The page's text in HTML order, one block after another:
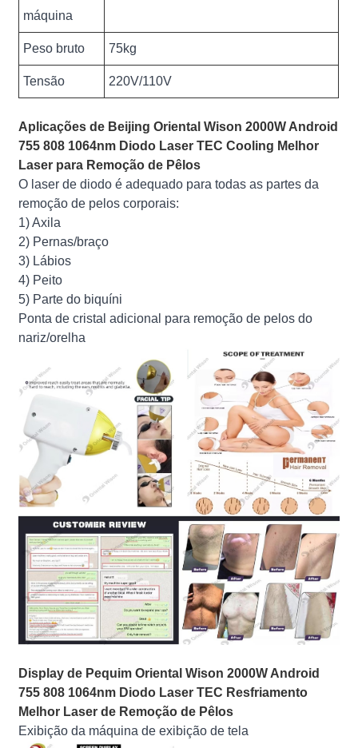
máquina
Peso bruto 75kg
Tensão 220V/110V
Aplicações de Beijing Oriental Wison 2000W Android
755 808 1064nm Diodo Laser TEC Cooling Melhor
Laser para Remoção de Pêlos
O laser de diodo é adequado para todas as partes da
remoção de pelos corporais:
1) Axila
2) Pernas/braço
3) Lábios
4) Peito
5) Parte do biquíni
Ponta de cristal adicional para remoção de pelos do
nariz/orelha
Display de Pequim Oriental Wison 2000W Android
755 808 1064nm Diodo Laser TEC Resfriamento
Melhor Laser de Remoção de Pêlos
Exibição da máquina de exibição de tela